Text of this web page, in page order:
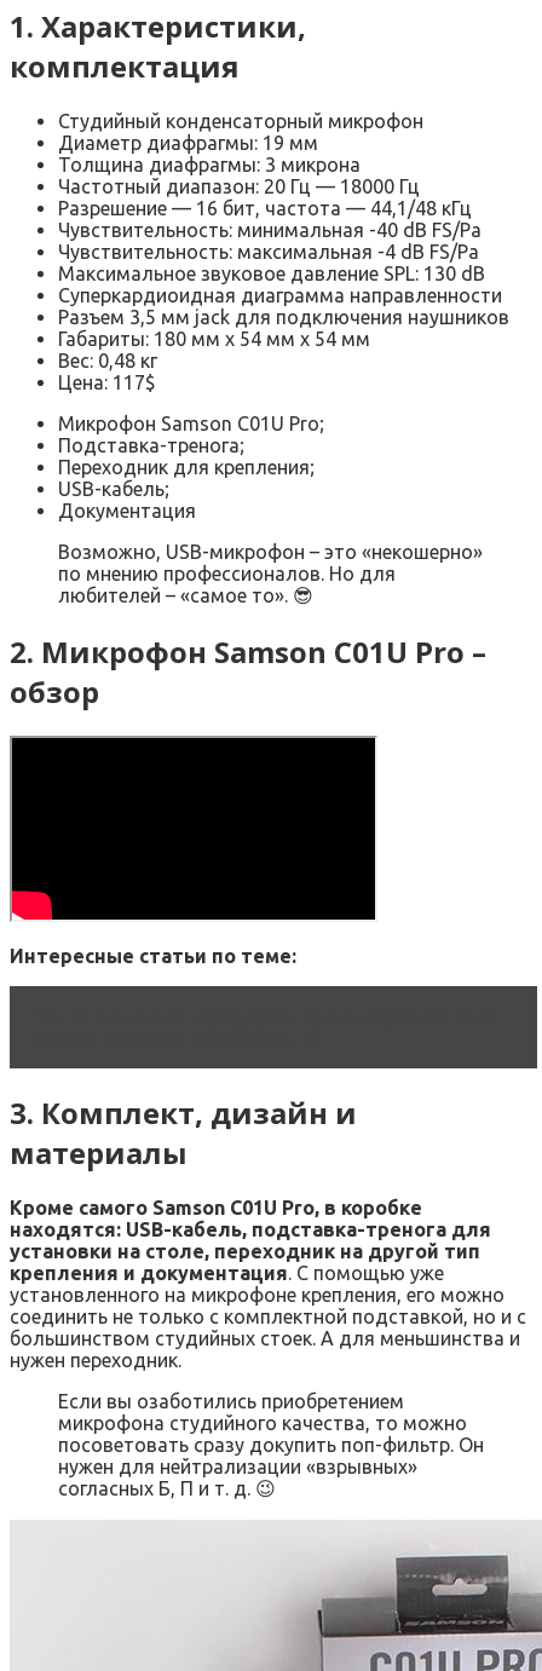
1. Характеристики,
комплектация
Студийный конденсаторный микрофон
Диаметр диафрагмы: 19 мм
Толщина диафрагмы: 3 микрона
Частотный диапазон: 20 Гц — 18000 Гц
Разрешение — 16 бит, частота — 44,1/48 кГц
Чувствительность: минимальная -40 dB FS/Pa
Чувствительность: максимальная -4 dB FS/Pa
Максимальное звуковое давление SPL: 130 dB
Суперкардиоидная диаграмма направленности
Разъем 3,5 мм jack для подключения наушников
Габариты: 180 мм x 54 мм x 54 мм
Вес: 0,48 кг
Цена: 117$
Микрофон Samson C01U Pro;
Подставка-тренога;
Переходник для крепления;
USB-кабель;
Документация
Возможно, USB-микрофон – это «некошерно»
по мнению профессионалов. Но для
любителей – «самое то». 😎
2. Микрофон Samson C01U Pro –
обзор
Интересные статьи по теме:
3. Комплект, дизайн и
материалы
Кроме самого Samson C01U Pro, в коробке
находятся: USB-кабель, подставка-тренога для
установки на столе, переходник на другой тип
крепления и документация. С помощью уже
установленного на микрофоне крепления, его можно
соединить не только с комплектной подставкой, но и с
большинством студийных стоек. А для меньшинства и
нужен переходник.
Если вы озаботились приобретением
микрофона студийного качества, то можно
посоветовать сразу докупить поп-фильтр. Он
нужен для нейтрализации «взрывных»
согласных Б, П и т. д. 😉